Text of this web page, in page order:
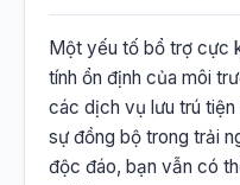
Một yếu tố bổ trợ cực
tính ổn định của môi
các dịch vụ lưu trú tiện
sự đồng bộ trong trải
độc đáo, bạn vẫn có